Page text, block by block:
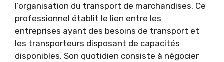
l’organisation du transport de marchandises. Ce
professionnel établit le lien entre les
entreprises ayant des besoins de transport et
les transporteurs disposant de capacités
disponibles. Son quotidien consiste à négocier